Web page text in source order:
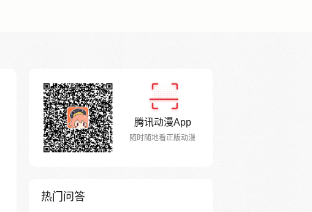
腾讯动漫App
随时随地看正版动漫
热门问答